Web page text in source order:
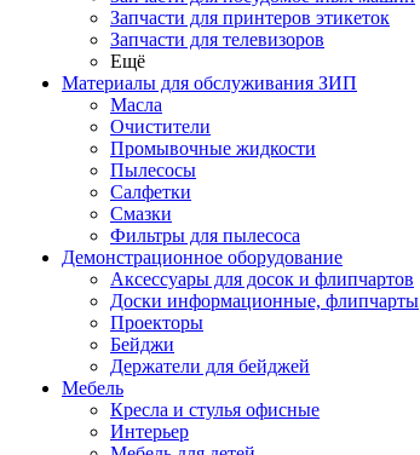
Запчасти для принтеров этикеток
Запчасти для телевизоров
Ещё
Материалы для обслуживания ЗИП
Масла
Очистители
Промывочные жидкости
Пылесосы
Салфетки
Смазки
Фильтры для пылесоса
Демонстрационное оборудование
Аксессуары для досок и флипчартов
Доски информационные, флипчарты
Проекторы
Бейджи
Держатели для бейджей
Мебель
Кресла и стулья офисные
Интерьер